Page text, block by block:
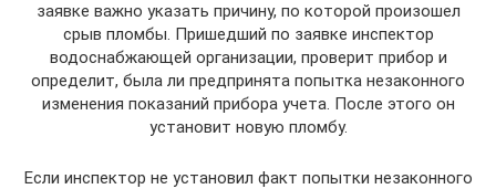
заявке важно указать причину, по которой произошел
срыв пломбы. Пришедший по заявке инспектор
водоснабжающей организации, проверит прибор и
определит, была ли предпринята попытка незаконного
изменения показаний прибора учета. После этого он
установит новую пломбу.
Если инспектор не установил факт попытки незаконного